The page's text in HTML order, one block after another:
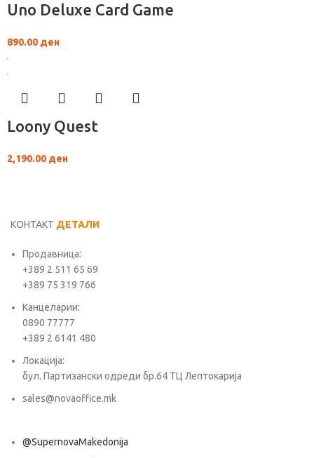
Uno Deluxe Card Game
890.00 ден
Loony Quest
2,190.00 ден
КОНТАКТ ДЕТАЛИ
Продавница:
+389 2 511 65 69
+389 75 319 766
Канцеларии:
0890 77777
+389 2 6141 480
Локација:
бул. Партизански одреди бр.64 ТЦ Лептокарија
sales@novaoffice.mk
@SupernovaMakedonija